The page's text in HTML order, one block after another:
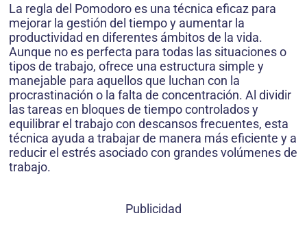
La regla del Pomodoro es una técnica eficaz para
mejorar la gestión del tiempo y aumentar la
productividad en diferentes ámbitos de la vida.
Aunque no es perfecta para todas las situaciones o
tipos de trabajo, ofrece una estructura simple y
manejable para aquellos que luchan con la
procrastinación o la falta de concentración. Al dividir
las tareas en bloques de tiempo controlados y
equilibrar el trabajo con descansos frecuentes, esta
técnica ayuda a trabajar de manera más eficiente y a
reducir el estrés asociado con grandes volúmenes de
trabajo.
Publicidad